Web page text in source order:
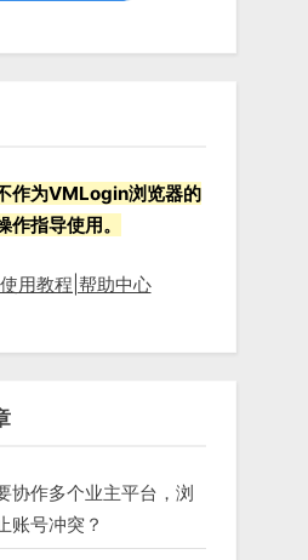
作为VMLogin浏览器的
指导使用。
用教程|帮助中心
协作多个业主平台，浏
账号冲突？